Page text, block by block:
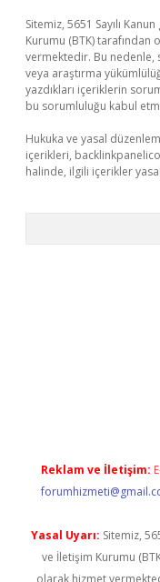
Sitemiz, 5651 Sayılı
Kurumu (BTK) tarafından
vermektedir. Bu
veya araştırma
yazdıkları içeriklerin
bu sorumluluğu kabul
Hukuka ve yasal
içerikleri,
halinde, ilgili içerikler
Reklam ve İletişim:
Yasal Uyarı: Sitemiz,
ve İletişim Kurumu
olarak hizmet